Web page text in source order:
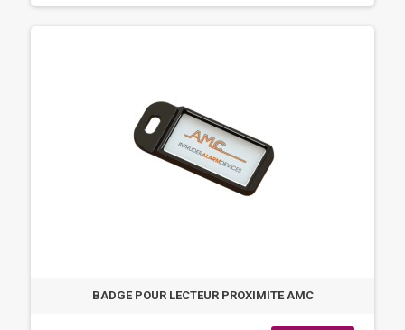
BADGE POUR LECTEUR PROXIMITE AMC